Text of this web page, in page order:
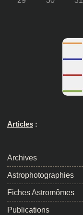
Articles :
Archives
Astrophotographies
Fiches Astromômes
Publications